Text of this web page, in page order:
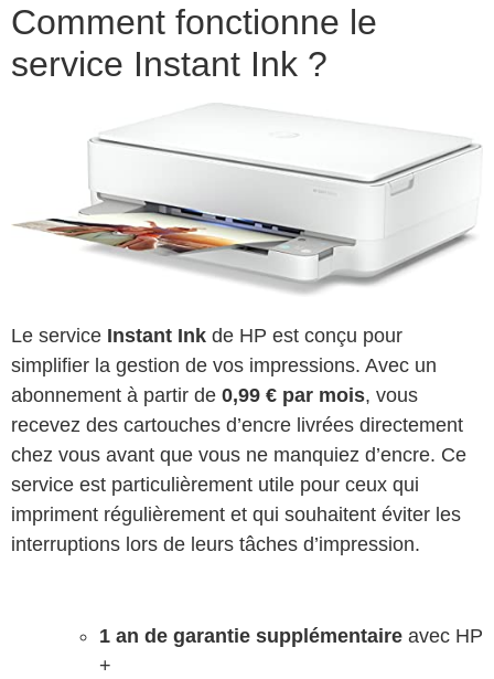
Comment fonctionne le
service Instant Ink ?
Le service Instant Ink de HP est conçu pour
simplifier la gestion de vos impressions. Avec un
abonnement à partir de 0,99 € par mois, vous
recevez des cartouches d’encre livrées directement
chez vous avant que vous ne manquiez d’encre. Ce
service est particulièrement utile pour ceux qui
impriment régulièrement et qui souhaitent éviter les
interruptions lors de leurs tâches d’impression.
1 an de garantie supplémentaire avec HP
+